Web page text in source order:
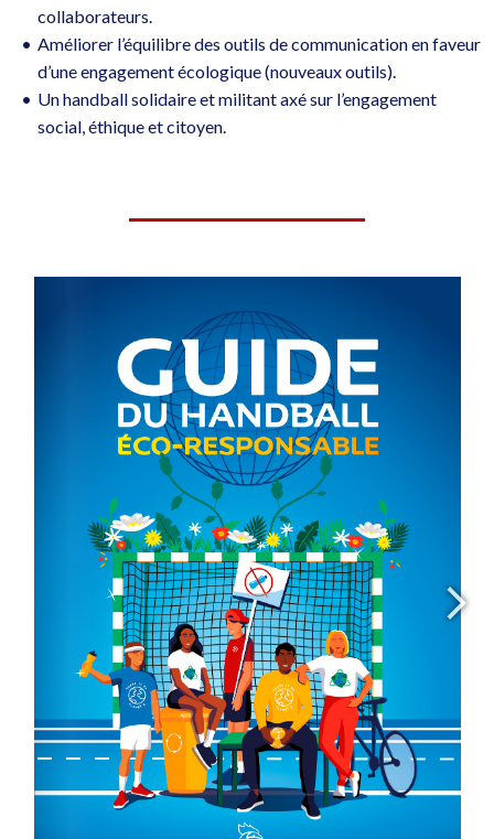
collaborateurs.
Améliorer l’équilibre des outils de communication en faveur
d’une engagement écologique (nouveaux outils).
Un handball solidaire et militant axé sur l’engagement
social, éthique et citoyen.